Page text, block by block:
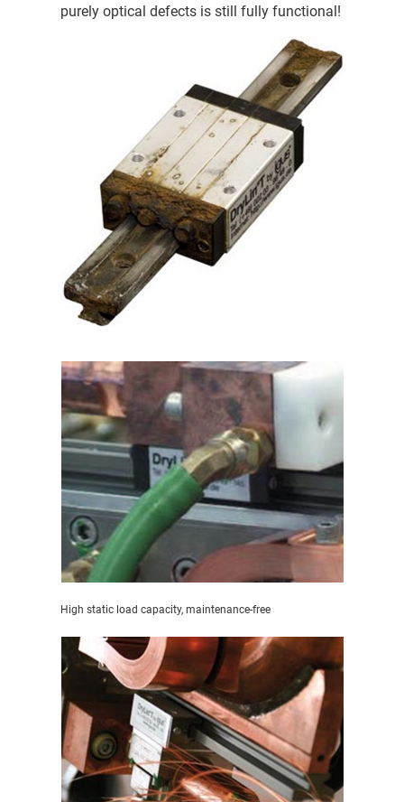
purely optical defects is still fully functional!
High static load capacity, maintenance-free